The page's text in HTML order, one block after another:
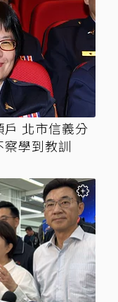
北市信義分
學到教訓